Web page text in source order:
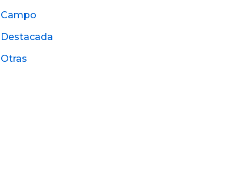
Campo
Destacada
Otras